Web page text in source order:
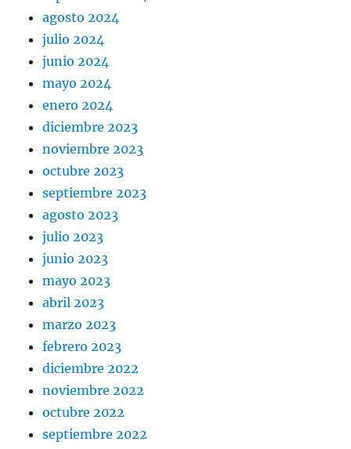
agosto 2024
julio 2024
junio 2024
mayo 2024
enero 2024
diciembre 2023
noviembre 2023
octubre 2023
septiembre 2023
agosto 2023
julio 2023
junio 2023
mayo 2023
abril 2023
marzo 2023
febrero 2023
diciembre 2022
noviembre 2022
octubre 2022
septiembre 2022